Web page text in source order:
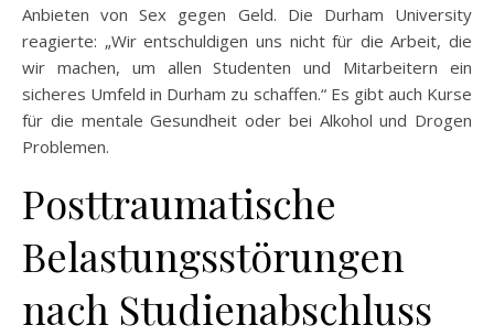
Anbieten von Sex gegen Geld. Die Durham University
reagierte: „Wir entschuldigen uns nicht für die Arbeit, die
wir machen, um allen Studenten und Mitarbeitern ein
sicheres Umfeld in Durham zu schaffen.“ Es gibt auch Kurse
für die mentale Gesundheit oder bei Alkohol und Drogen
Problemen.
Posttraumatische
Belastungsstörungen
nach Studienabschluss